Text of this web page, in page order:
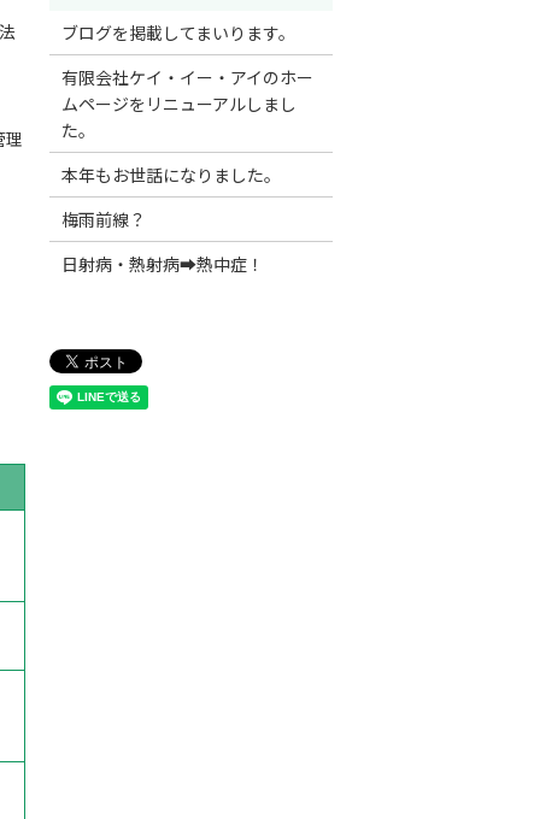
理
ブログを掲載してまいります。
有限会社ケイ・イー・アイのホー
ムページをリニューアルしまし
た。
本年もお世話になりました。
梅雨前線？
日射病・熱射病➡熱中症！